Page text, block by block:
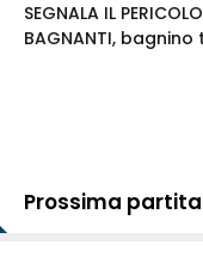
SEGNALA IL
BAGNANTI,
Prossima partita